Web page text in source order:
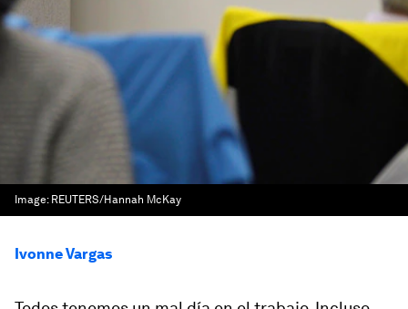
Image: REUTERS/Hannah McKay
Ivonne Vargas